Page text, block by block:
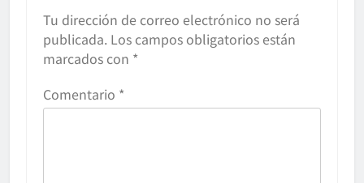
Tu dirección de correo electrónico no será
publicada. Los campos obligatorios están
marcados con *
Comentario *